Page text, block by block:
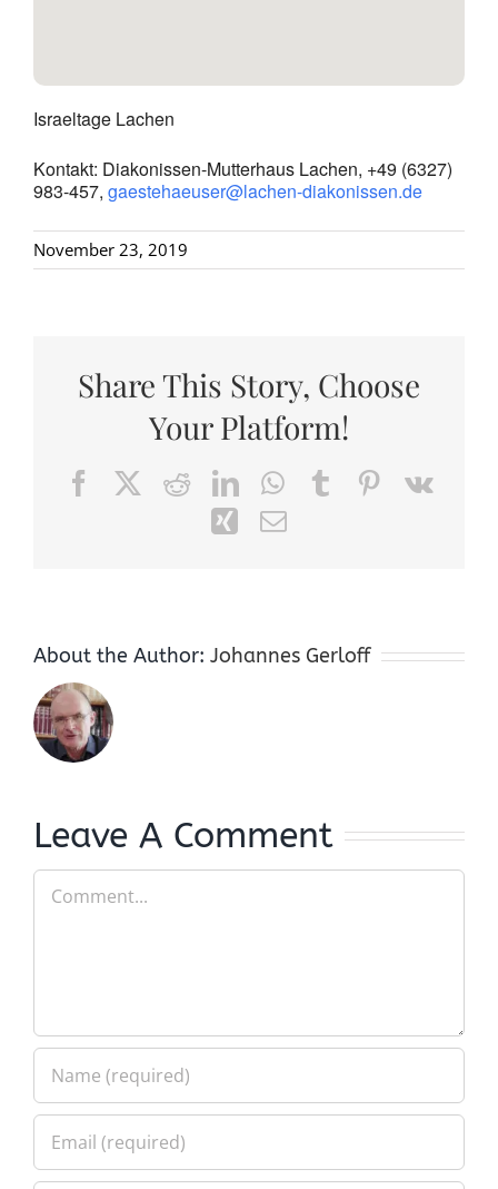
Israeltage Lachen
Kontakt: Diakonissen-Mutterhaus Lachen, +49 (6327)
983-457, gaestehaeuser@lachen-diakonissen.de
November 23, 2019
Share This Story, Choose
Your Platform!
FacebookRedditLinkedInWhatsApp
TumblrPinterest
Vk
XingEmail
About the Author: Johannes Gerloff
Leave A Comment
Comment